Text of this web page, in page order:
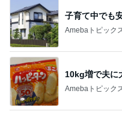
子育て中でも
Amebaトピック
10kg増で夫に
Amebaトピック